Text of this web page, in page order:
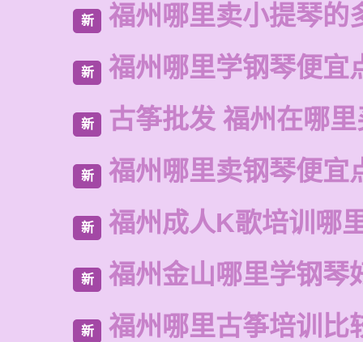
新 福州哪里卖小提琴的
新 福州哪里学钢琴便宜
新 古筝批发 福州在哪
新 福州哪里卖钢琴便宜
新 福州成人K歌培训哪
新 福州金山哪里学钢琴
新 福州哪里古筝培训比